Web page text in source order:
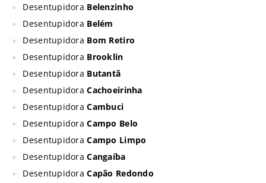
Desentupidora Belenzinho
Desentupidora Belém
Desentupidora Bom Retiro
Desentupidora Brooklin
Desentupidora Butantã
DesentupidoraCachoeirinha
DesentupidoraCambuci
DesentupidoraCampo Belo
DesentupidoraCampo Limpo
DesentupidoraCangaíba
DesentupidoraCapão Redondo